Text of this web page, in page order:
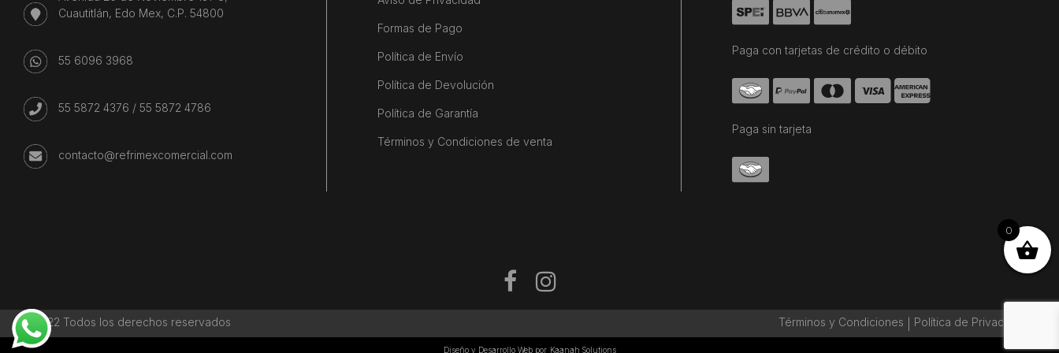
Cuautitlán, Edo Mex, C.P. 54800
55 6096 3968
55 5872 4376 / 55 5872 4786
contacto@refrimexcomercial.com
Formas de Pago
Política de Envío
Política de Devolución
Política de Garantía
Términos y Condiciones de venta
Paga con tarjetas de crédito o débito
Paga sin tarjeta
©2022 Todos los derechos reservados Términos y Condiciones Política de Privaciadad
Diseño y Desarrollo Web por Kaanah Solutions
0